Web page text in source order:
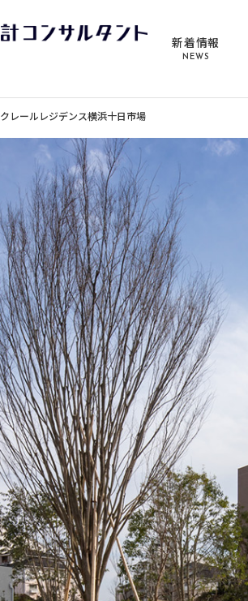
新着情報
NEWS
クレールレジデンス横浜十日市場